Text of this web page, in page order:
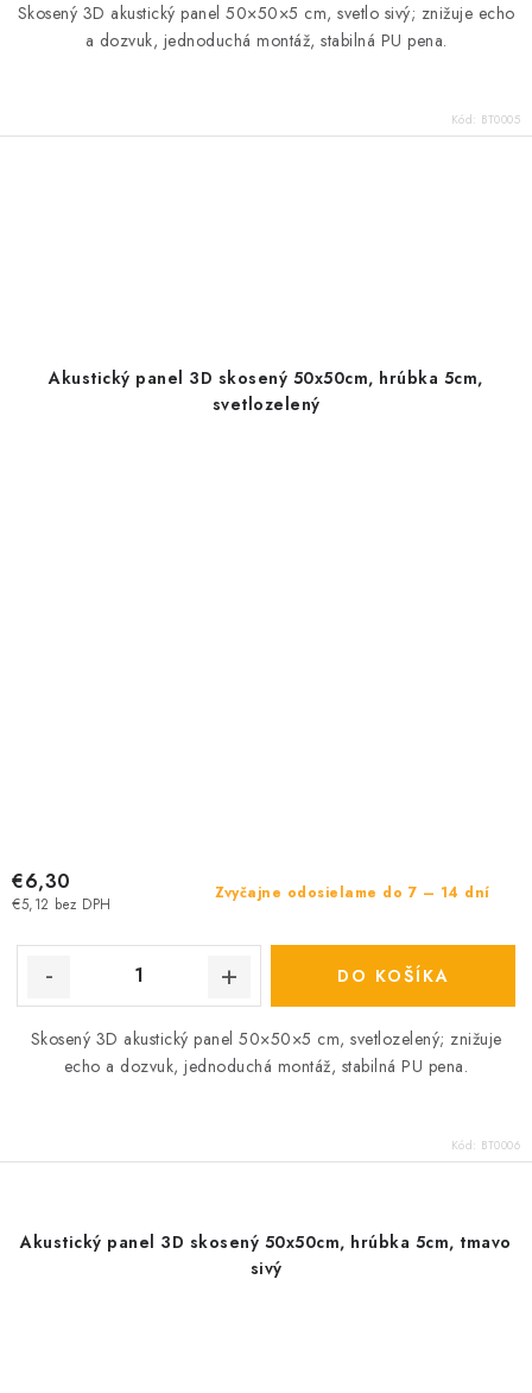
Skosený 3D akustický panel 50×50×5 cm, svetlo sivý; znižuje echo
a dozvuk, jednoduchá montáž, stabilná PU pena.
Kód: BT0005
Akustický panel 3D skosený 50x50cm, hrúbka 5cm,
svetlozelený
Zvyčajne odosielame do 7 – 14 dní
€5,12 bez DPH
€6,30
DO KOŠÍKA
Skosený 3D akustický panel 50×50×5 cm, svetlozelený; znižuje
echo a dozvuk, jednoduchá montáž, stabilná PU pena.
Kód: BT0006
Akustický panel 3D skosený 50x50cm, hrúbka 5cm, tmavo
sivý